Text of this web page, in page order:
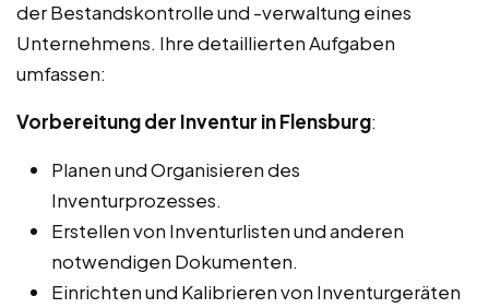
der Bestandskontrolle und -verwaltung eines
Unternehmens. Ihre detaillierten Aufgaben
umfassen:
Vorbereitung der Inventur in Flensburg:
Planen und Organisieren des
Inventurprozesses.
Erstellen von Inventurlisten und anderen
notwendigen Dokumenten.
Einrichten und Kalibrieren von Inventurgeräten